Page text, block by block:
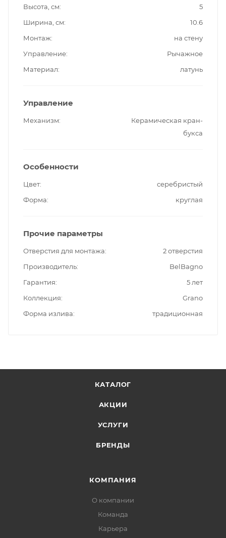
Высота, см
5
Ширина, см
10.6
Монтаж
на стену
Управление
Рычажное
Материал
латунь
Управление
Механизм
Керамическая кран-
букса
Особенности
Цвет
серебристый
Форма
круглая
Прочие параметры
Отверстия для монтажа
2 отверстия
Производитель
BelBagno
Гарантия
5 лет
Коллекция
Grano
Форма излива
традиционная
КАТАЛОГ
АКЦИИ
УСЛУГИ
БРЕНДЫ
КОМПАНИЯ
О компании
Команда
Карьера